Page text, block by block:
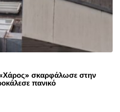
σκαρφάλωσε στην
πανικό